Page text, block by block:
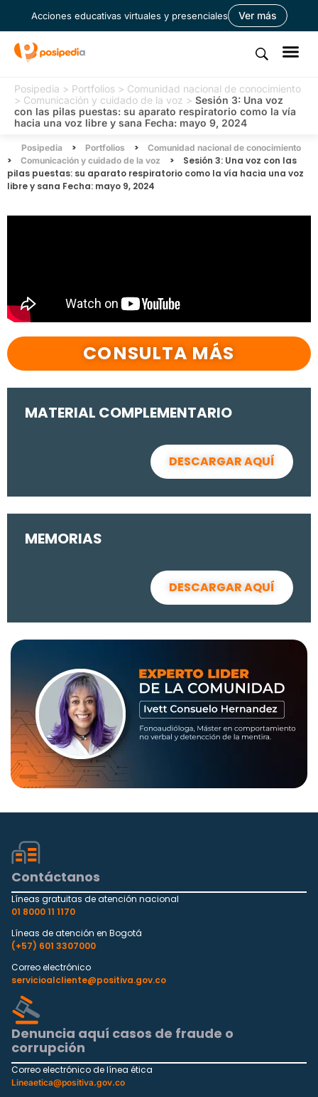
Acciones educativas virtuales y presenciales Ver más
Posipedia > Portfolios > Comunidad nacional de conocimiento
> Comunicación y cuidado de la voz > Sesión 3: Una voz
con las pilas puestas: su aparato respiratorio como la vía
hacia una voz libre y sana Fecha: mayo 9, 2024
Posipedia > Portfolios > Comunidad nacional de conocimiento
> Comunicación y cuidado de la voz >
Sesión 3: Una voz con las
pilas puestas: su aparato respiratorio como la vía hacia una voz
libre y sana Fecha: mayo 9, 2024
CONSULTA MÁS
MATERIAL COMPLEMENTARIO
DESCARGAR AQUÍ
MEMORIAS
DESCARGAR AQUÍ
Contáctanos
Líneas gratuitas de atención nacional
01 8000 11 1170
Líneas de atención en Bogotá
(+57) 601 3307000
Correo electrónico
servicioalcliente@positiva.gov.co
Denuncia aquí casos de fraude o
corrupción
Correo electrónico de línea ética
Lineaetica@positiva.gov.co